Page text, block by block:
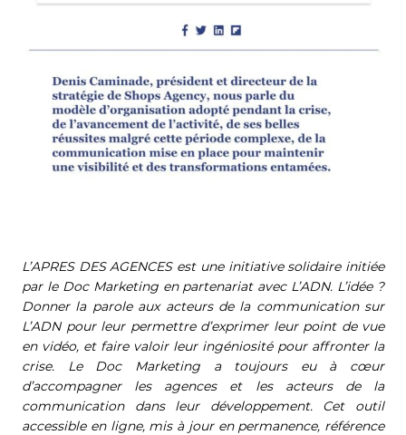
L’APRES DES AGENCES est une initiative solidaire initiée
par le Doc Marketing en partenariat avec L’ADN. L’idée ?
Donner la parole aux acteurs de la communication sur
L’ADN pour leur permettre d’exprimer leur point de vue
en vidéo, et faire valoir leur ingéniosité pour affronter la
crise. Le Doc Marketing a toujours eu à cœur
d’accompagner les agences et les acteurs de la
communication dans leur développement. Cet outil
accessible en ligne, mis à jour en permanence, référence